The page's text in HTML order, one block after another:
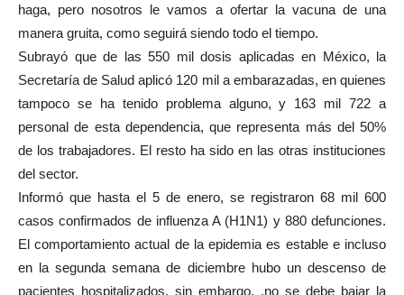
haga, pero nosotros le vamos a ofertar la vacuna de una
manera gruita, como seguirá siendo todo el tiempo.
Subrayó que de las 550 mil dosis aplicadas en México, la
Secretaría de Salud aplicó 120 mil a embarazadas, en quienes
tampoco se ha tenido problema alguno, y 163 mil 722 a
personal de esta dependencia, que representa más del 50%
de los trabajadores. El resto ha sido en las otras instituciones
del sector.
Informó que hasta el 5 de enero, se registraron 68 mil 600
casos confirmados de influenza A (H1N1) y 880 defunciones.
El comportamiento actual de la epidemia es estable e incluso
en la segunda semana de diciembre hubo un descenso de
pacientes hospitalizados, sin embargo, .no se debe bajar la